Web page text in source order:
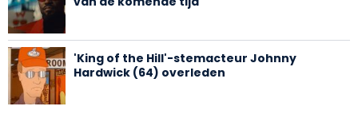
'King of the Hill'-stemacteur Johnny
Hardwick (64) overleden